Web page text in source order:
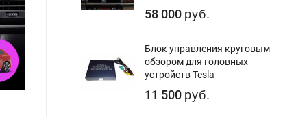
58 000 руб.
Блок управления круговым
обзором для головных
устройств Tesla
11 500 руб.